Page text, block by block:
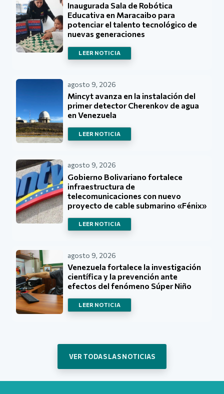
Inaugurada Sala de Robótica
Educativa en Maracaibo para
potenciar el talento tecnológico de
nuevas generaciones
LEER NOTICIA
agosto 9, 2026
Mincyt avanza en la instalación del
primer detector Cherenkov de agua
en Venezuela
LEER NOTICIA
agosto 9, 2026
Gobierno Bolivariano fortalece
infraestructura de
telecomunicaciones con nuevo
proyecto de cable submarino «Fénix»
LEER NOTICIA
agosto 9, 2026
Venezuela fortalece la investigación
científica y la prevención ante
efectos del fenómeno Súper Niño
LEER NOTICIA
VER TODAS LAS NOTICIAS